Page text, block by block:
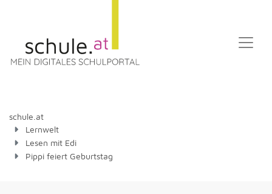
schule.at
Lernwelt
Lesen mit Edi
Pippi feiert Geburtstag